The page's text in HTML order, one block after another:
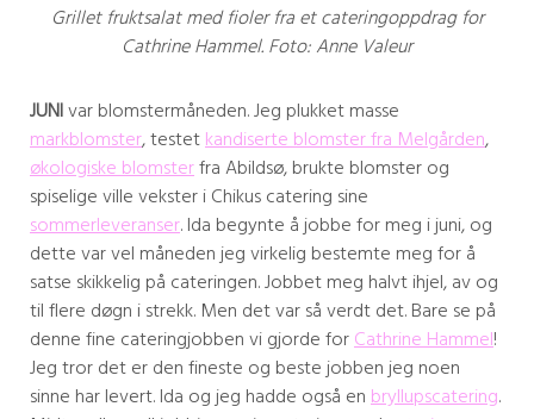
Grillet fruktsalat med fioler fra et cateringoppdrag for
Cathrine Hammel. Foto: Anne Valeur
JUNIvar blomstermåneden. Jeg plukket masse
markblomster, testetkandiserte blomster fra Melgården,
økologiske blomsterfra Abildsø, brukte blomster og
spiselige ville vekster i Chikus catering sine
sommerleveranser. Ida begynte å jobbe for meg i juni, og
dette var vel måneden jeg virkelig bestemte meg for å
satse skikkelig på cateringen. Jobbet meg halvt ihjel, av og
til flere døgn i strekk. Men det var så verdt det. Bare se på
denne fine cateringjobben vi gjorde forCathrine Hammel!
Jeg tror det er den fineste og beste jobben jeg noen
sinne har levert. Ida og jeg hadde også enbryllupscatering.